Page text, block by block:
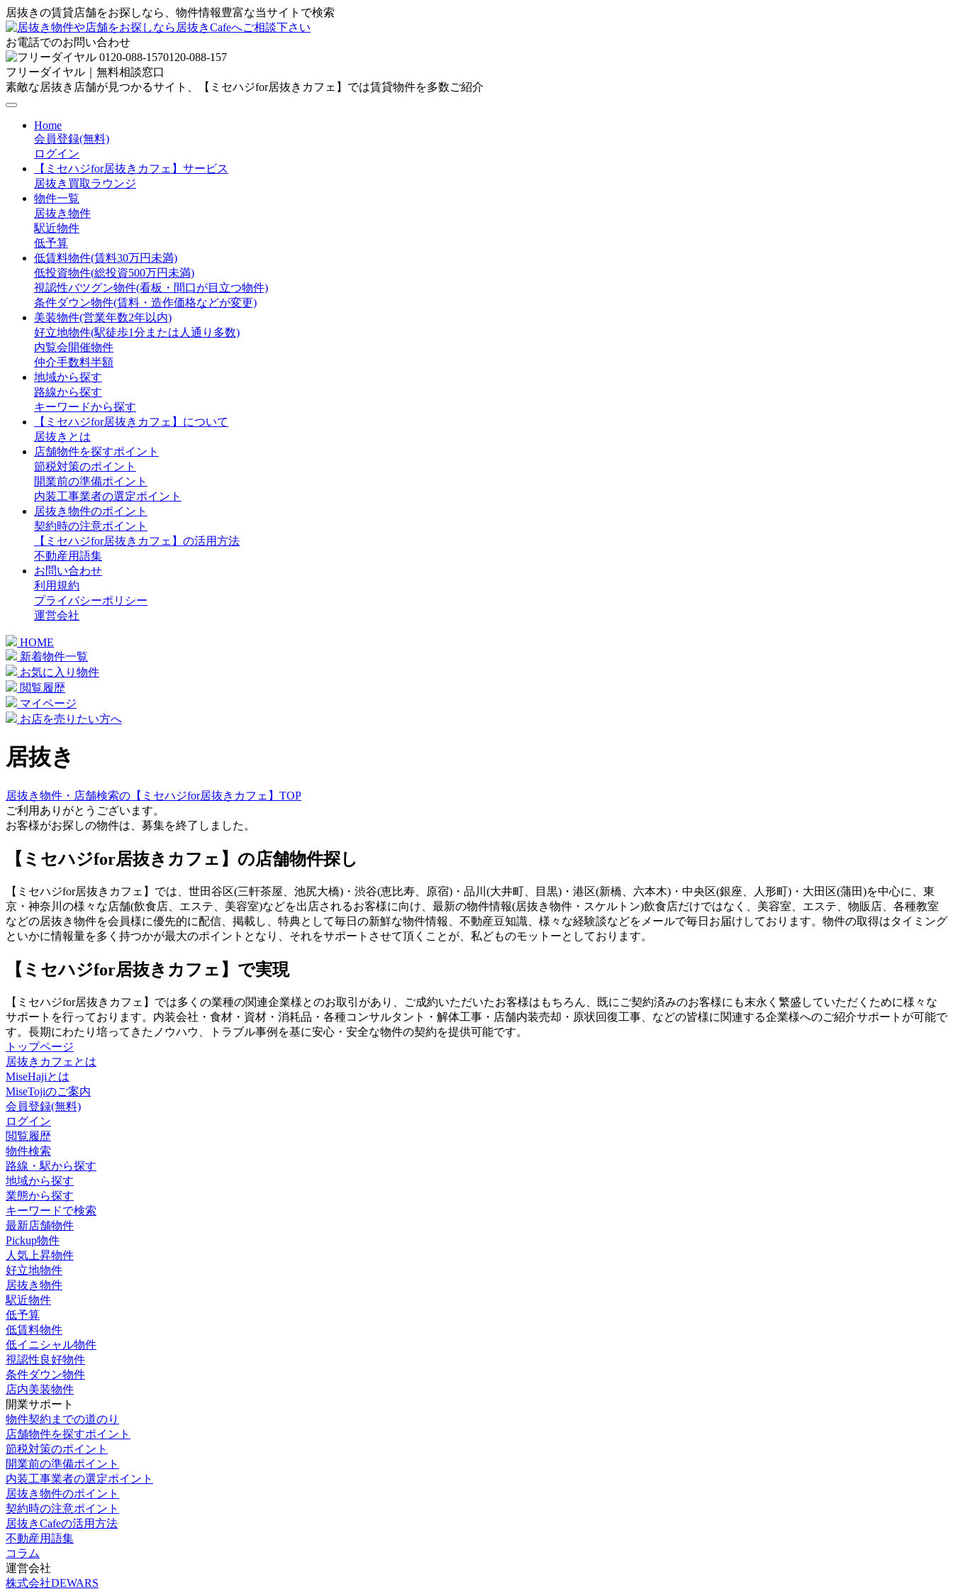
居抜きの賃貸店舗をお探しなら、物件情報豊富な当サイトで検索
お電話でのお問い合わせ
0120-088-157
フリーダイヤル｜無料相談窓口
素敵な居抜き店舗が見つかるサイト、【ミセハジfor居抜きカフェ】では賃貸物件を多数ご紹介
Home
会員登録(無料)
ログイン
【ミセハジfor居抜きカフェ】サービス
居抜き買取ラウンジ
物件一覧
居抜き物件
駅近物件
低予算
低賃料物件(賃料30万円未満)
低投資物件(総投資500万円未満)
視認性バツグン物件(看板・間口が目立つ物件)
条件ダウン物件(賃料・造作価格などが変更)
美装物件(営業年数2年以内)
好立地物件(駅徒歩1分または人通り多数)
内覧会開催物件
仲介手数料半額
地域から探す
路線から探す
キーワードから探す
【ミセハジfor居抜きカフェ】について
居抜きとは
店舗物件を探すポイント
節税対策のポイント
開業前の準備ポイント
内装工事業者の選定ポイント
居抜き物件のポイント
契約時の注意ポイント
【ミセハジfor居抜きカフェ】の活用方法
不動産用語集
お問い合わせ
利用規約
プライバシーポリシー
運営会社
HOME
新着物件一覧
お気に入り物件
閲覧履歴
マイページ
お店を売りたい方へ
居抜き
居抜き物件・店舗検索の【ミセハジfor居抜きカフェ】TOP
ご利用ありがとうございます。
お客様がお探しの物件は、募集を終了しました。
【ミセハジfor居抜きカフェ】の店舗物件探し
【ミセハジfor居抜きカフェ】では、世田谷区(三軒茶屋、池尻大橋)・渋谷(恵比寿、原宿)・品川(大井町、目黒)・港区(新橋、六本木)・中央区(銀座、人形町)・大田区(蒲田)を中心に、東
京・神奈川の様々な店舗(飲食店、エステ、美容室)などを出店されるお客様に向け、最新の物件情報(居抜き物件・スケルトン)飲食店だけではなく、美容室、エステ、物販店、各種教室
などの居抜き物件を会員様に優先的に配信、掲載し、特典として毎日の新鮮な物件情報、不動産豆知識、様々な経験談などをメールで毎日お届けしております。物件の取得はタイミング
といかに情報量を多く持つかが最大のポイントとなり、それをサポートさせて頂くことが、私どものモットーとしております。
【ミセハジfor居抜きカフェ】で実現
【ミセハジfor居抜きカフェ】では多くの業種の関連企業様とのお取引があり、ご成約いただいたお客様はもちろん、既にご契約済みのお客様にも末永く繁盛していただくために様々な
サポートを行っております。内装会社・食材・資材・消耗品・各種コンサルタント・解体工事・店舗内装売却・原状回復工事、などの皆様に関連する企業様へのご紹介サポートが可能で
す。長期にわたり培ってきたノウハウ、トラブル事例を基に安心・安全な物件の契約を提供可能です。
トップページ
居抜きカフェとは
MiseHajiとは
MiseTojiのご案内
会員登録(無料)
ログイン
閲覧履歴
物件検索
路線・駅から探す
地域から探す
業態から探す
キーワードで検索
最新店舗物件
Pickup物件
人気上昇物件
好立地物件
居抜き物件
駅近物件
低予算
低賃料物件
低イニシャル物件
視認性良好物件
条件ダウン物件
店内美装物件
開業サポート
物件契約までの道のり
店舗物件を探すポイント
節税対策のポイント
開業前の準備ポイント
内装工事業者の選定ポイント
居抜き物件のポイント
契約時の注意ポイント
居抜きCafeの活用方法
不動産用語集
コラム
運営会社
株式会社DEWARS